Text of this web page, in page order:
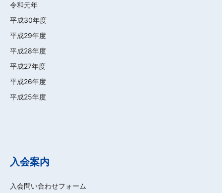
令和元年
平成30年度
平成29年度
平成28年度
平成27年度
平成26年度
平成25年度
入会案内
入会問い合わせフォーム